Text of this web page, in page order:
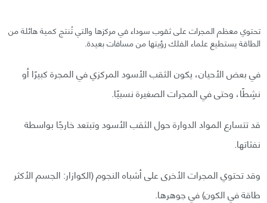
تحتوي معظم المجرات على ثقوب سوداء في مركزها والتي تُنتج كمية هائلة من
الطاقة يستطيع علماء الفلك رؤيتها من مسافات بعيدة.
في بعض الأحيان، يكون الثقب الأسود المركزي في المجرة كبيرًا أو
نشِطًا، وحتى في المجرات الصغيرة نسبيًا.
قد تتسارع المواد الدوارة حول الثقب الأسود وتبتعد خارجًا بواسطة
نفثاتها.
وقد تحتوي المجرات الأخرى على أشباه النجوم (الكوازار: الجسم الأكثر
طاقة في الكون) في جوهرها.